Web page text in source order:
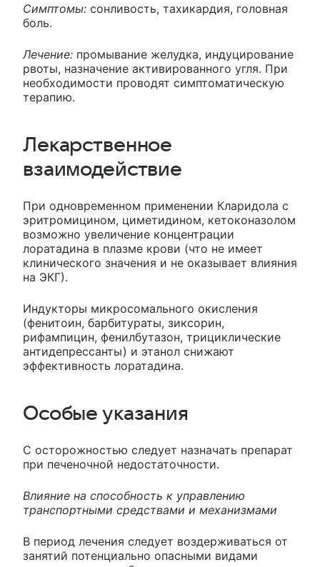
Симптомы: сонливость, тахикардия, головная
боль.
Лечение: промывание желудка, индуцирование
рвоты, назначение активированного угля. При
необходимости проводят симптоматическую
терапию.
Лекарственное
взаимодействие
При одновременном применении Кларидола с
эритромицином, циметидином, кетоконазолом
возможно увеличение концентрации
лоратадина в плазме крови (что не имеет
клинического значения и не оказывает влияния
на ЭКГ).
Индукторы микросомального окисления
(фенитоин, барбитураты, зиксорин,
рифампицин, фенилбутазон, трициклические
антидепрессанты) и этанол снижают
эффективность лоратадина.
Особые указания
С осторожностью следует назначать препарат
при печеночной недостаточности.
Влияние на способность к управлению
транспортными средствами и механизмами
В период лечения следует воздерживаться от
занятий потенциально опасными видами